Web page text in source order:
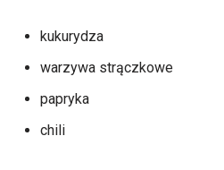
kukurydza
warzywa strączkowe
papryka
chili